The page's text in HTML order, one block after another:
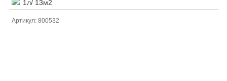
1л/ 13м2
Артикул: 800532